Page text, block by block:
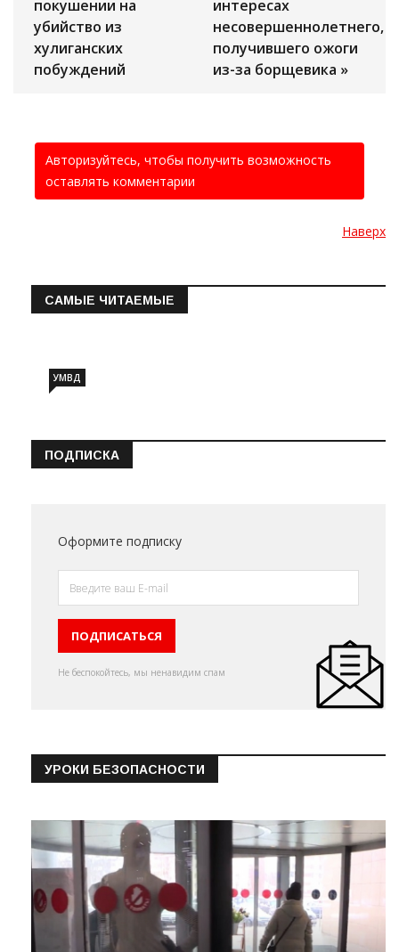
покушении на
убийство из
хулиганских
побуждений
интересах
несовершеннолетнего,
получившего ожоги
из-за борщевика »
Авторизуйтесь, чтобы получить возможность
оставлять комментарии
Наверх
САМЫЕ ЧИТАЕМЫЕ
УМВД
ПОДПИСКА
Оформите подписку
Не беспокойтесь, мы ненавидим спам
УРОКИ БЕЗОПАСНОСТИ